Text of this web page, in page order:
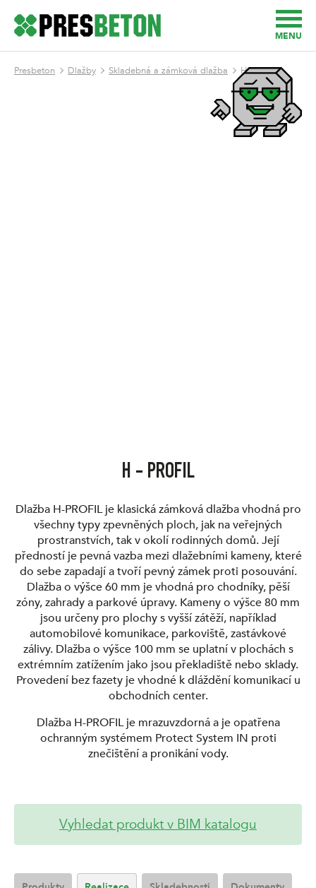
MENU
Presbeton Dlažby Skladebná a zámková dlažba H - Profil
H - PROFIL
Dlažba H-PROFIL je klasická zámková dlažba vhodná pro
všechny typy zpevněných ploch, jak na veřejných
prostranstvích, tak v okolí rodinných domů. Její
předností je pevná vazba mezi dlažebními kameny, které
do sebe zapadají a tvoří pevný zámek proti posouvání.
Dlažba o výšce 60 mm je vhodná pro chodníky, pěší
zóny, zahrady a parkové úpravy. Kameny o výšce 80 mm
jsou určeny pro plochy s vyšší zátěží, například
automobilové komunikace, parkoviště, zastávkové
zálivy. Dlažba o výšce 100 mm se uplatní v plochách s
extrémním zatížením jako jsou překladiště nebo sklady.
Provedení bez fazety je vhodné k dláždění komunikací u
obchodních center.
Dlažba H-PROFIL je mrazuvzdorná a je opatřena
ochranným systémem Protect System IN proti
znečištění a pronikání vody.
Vyhledat produkt v BIM katalogu